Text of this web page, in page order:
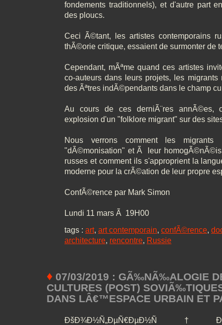
fondements traditionnels), et d'autre part
des ploucs.
Ceci Ã©tant, les artistes contemporains
thÃ©orie critique, essaient de surmonter de
Cependant, mÃªme quand ces artistes
co-auteurs dans leurs projets, les
des Ãªtres indÃ©pendants dans le champ
Au cours de ces derniÃ¨res annÃ©es,
explosion d'un "folklore migrant" sur des
Nous verrons comment les
"dÃ©monisation" et Ã leur
russes et comment ils s'approprient la
moderne pour la crÃ©ation de leur propre
ConfÃ©rence par Mark Simon
Lundi 11 mars Ã 19H00
tags : art, art contemporain, confÃ©rence,
architecture, rencontre, Russie
♦ 07/03/2019 : GÃ‰NÃ‰ALOGIE
CULTURES (POST)
DANS LÂ€™ESPACE URBAIN ET